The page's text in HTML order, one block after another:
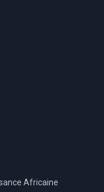
Africaine